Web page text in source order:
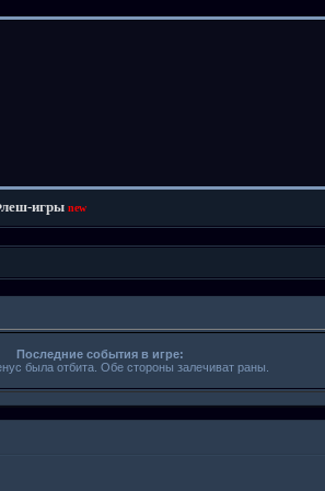
игрыnew
Последние события в игре:
была отбита. Обе стороны залечиват раны.